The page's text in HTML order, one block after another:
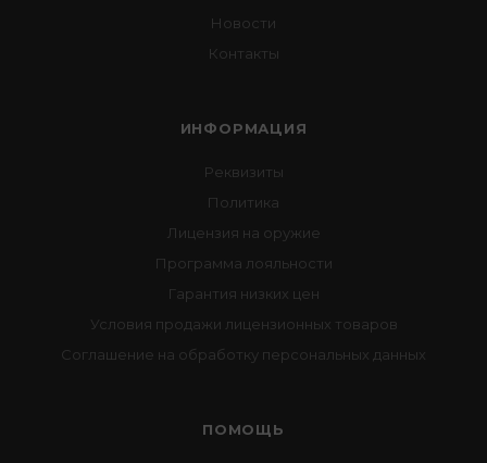
Новости
Контакты
ИНФОРМАЦИЯ
Реквизиты
Политика
Лицензия на оружие
Программа лояльности
Гарантия низких цен
Условия продажи лицензионных товаров
Соглашение на обработку персональных данных
ПОМОЩЬ